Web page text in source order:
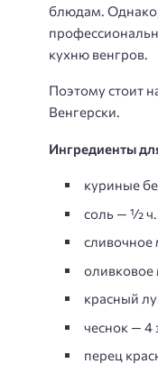
блюдам.
кухню венгров.
Поэтому стоит
Венгерски.
Ингредиенты
куриные
соль — ½ ч.
сливочное
оливковое
красный
чеснок — 4
перец